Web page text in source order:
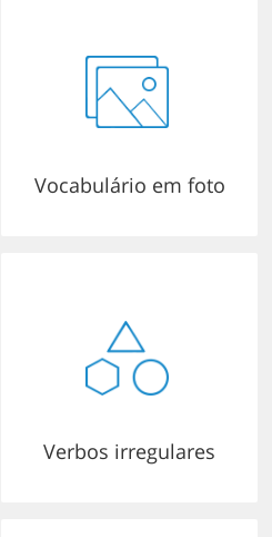
Vocabulário em foto
Verbos irregulares